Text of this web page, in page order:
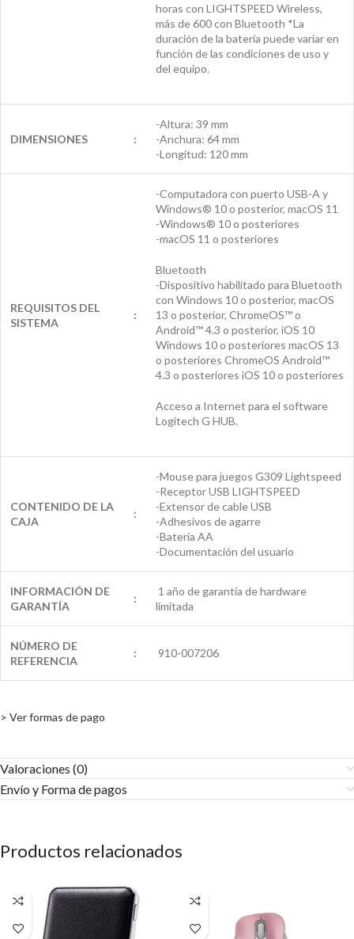
horas con LIGHTSPEED Wireless,
más de 600 con Bluetooth *La
duración de la batería puede variar en
función de las condiciones de uso y
del equipo.
DIMENSIONES :
-Altura: 39 mm
-Anchura: 64 mm
-Longitud: 120 mm
REQUISITOS DEL
SISTEMA
:
-Computadora con puerto USB-A y
Windows® 10 o posterior, macOS 11
-Windows® 10 o posteriores
-macOS 11 o posteriores
Bluetooth
-Dispositivo habilitado para Bluetooth
con Windows 10 o posterior, macOS
13 o posterior, ChromeOS™ o
Android™ 4.3 o posterior, iOS 10
Windows 10 o posteriores macOS 13
o posteriores ChromeOS Android™
4.3 o posteriores iOS 10 o posteriores
Acceso a Internet para el software
Logitech G HUB.
CONTENIDO DE LA
CAJA
:
-Mouse para juegos G309 Lightspeed
-Receptor USB LIGHTSPEED
-Extensor de cable USB
-Adhesivos de agarre
-Batería AA
-Documentación del usuario
INFORMACIÓN DE
GARANTÍA
:
1 año de garantía de hardware
limitada
NÚMERO DE
REFERENCIA
: 910-007206
> Ver formas de pago
Valoraciones (0)
Envío y Forma de pagos​
Productos relacionados